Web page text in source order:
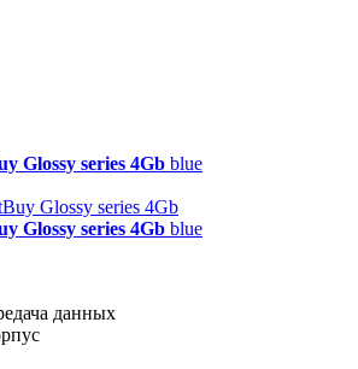
Glossy series 4Gb blue
Glossy series 4Gb blue
данных